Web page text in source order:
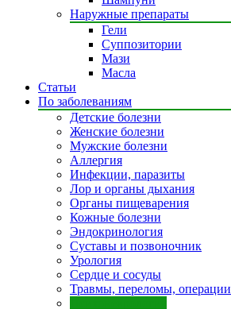
Наружные препараты
Гели
Суппозитории
Мази
Масла
Статьи
По заболеваниям
Детские болезни
Женские болезни
Мужские болезни
Аллергия
Инфекции, паразиты
Лор и органы дыхания
Органы пищеварения
Кожные болезни
Эндокринология
Суставы и позвоночник
Урология
Сердце и сосуды
Травмы, переломы, операции